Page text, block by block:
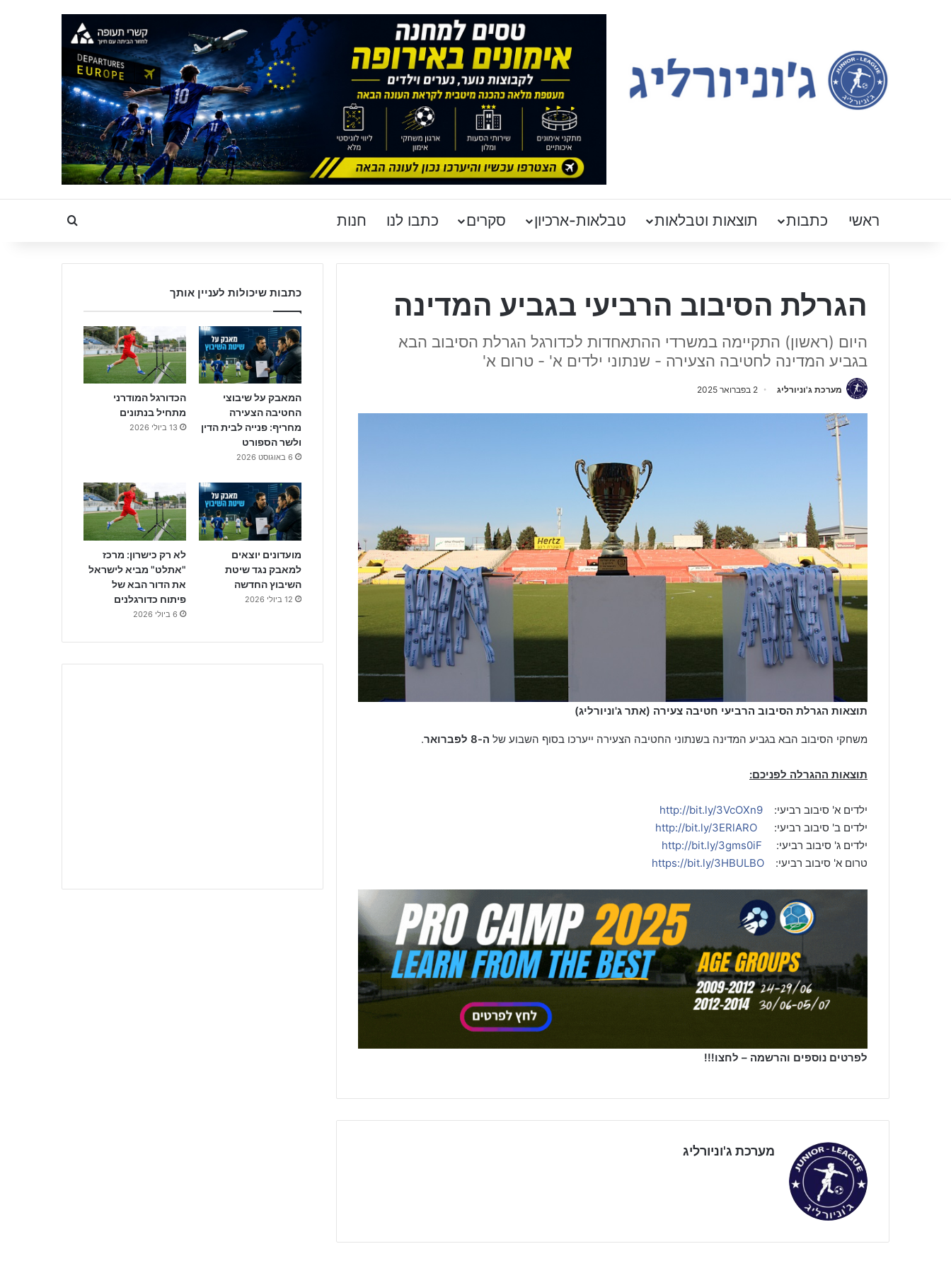
ראשי כתבות תוצאות וטבלאות טבלאות-ארכיון סקרים כתבו לנו חנות Search for
הגרלת הסיבוב הרביעי בגביע המדינה
היום (ראשון) התקיימה במשרדי ההתאחדות לכדורגל הגרלת הסיבוב הבא
בגביע המדינה לחטיבה הצעירה - שנתוני ילדים א' - טרום א'
מערכת ג'וניורליג 2 בפברואר 2025
תוצאות הגרלת הסיבוב הרביעי חטיבה צעירה (אתר ג'וניורליג)
משחקי הסיבוב הבא בגביע המדינה בשנתוני החטיבה הצעירה ייערכו בסוף השבוע של ה-8 לפברואר .
תוצאות ההגרלה לפניכם:
ילדים א' סיבוב רביעי: http://bit.ly/3VcOXn9
ילדים ב' סיבוב רביעי: http://bit.ly/3ERlARO
ילדים ג' סיבוב רביעי: http://bit.ly/3gms0iF
טרום א' סיבוב רביעי: https://bit.ly/3HBULBO
לפרטים נוספים והרשמה – לחצו!!!
מערכת ג'וניורליג
כתבות שיכולות לעניין אותך
המאבק על שיבוצי
החטיבה הצעירה
מחריף: פנייה לבית הדין
ולשר הספורט
6 באוגוסט 2026
הכדורגל המודרני
מתחיל בנתונים
13 ביולי 2026
מועדונים יוצאים
למאבק נגד שיטת
השיבוץ החדשה
12 ביולי 2026
לא רק כישרון: מרכז
"אתלט" מביא לישראל
את הדור הבא של
פיתוח כדורגלנים
6 ביולי 2026